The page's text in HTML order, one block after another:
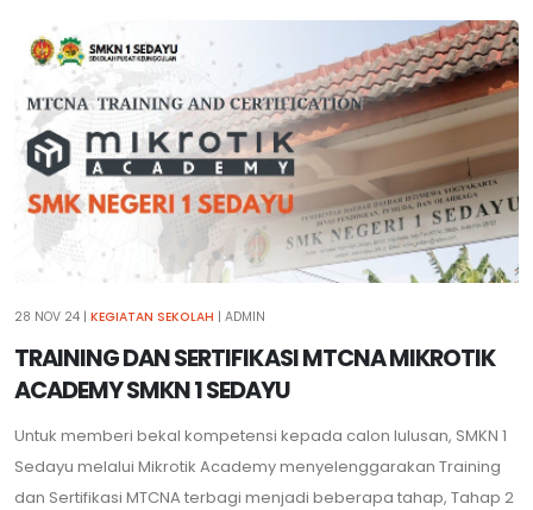
28 NOV 24 | KEGIATAN SEKOLAH | ADMIN
TRAINING DAN SERTIFIKASI MTCNA MIKROTIK
ACADEMY SMKN 1 SEDAYU
Untuk memberi bekal kompetensi kepada calon lulusan, SMKN 1
Sedayu melalui Mikrotik Academy menyelenggarakan Training
dan Sertifikasi MTCNA terbagi menjadi beberapa tahap, Tahap 2